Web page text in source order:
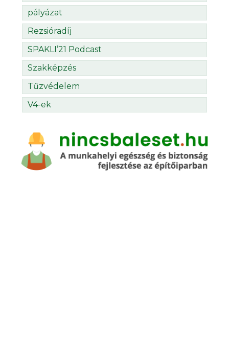
pályázat
Rezsióradíj
SPAKLI’21 Podcast
Szakképzés
Tűzvédelem
V4-ek